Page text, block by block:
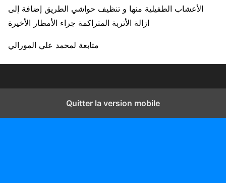
الأعشاب الطفيلية منها و تنظيف حواشي الطريق إضافة إلى
ازالة الأتربة المتراكمة جراء الأمطار الأخيرة
متابعة لمحمد علي المورالي
Quitter la version mobile